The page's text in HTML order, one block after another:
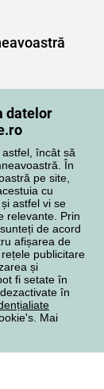
datelor
încât să
În
pe site,
cu
astfel vi se
relevante. Prin
de acord
afișarea de
publicitare
și
fi setate în
în
Mai